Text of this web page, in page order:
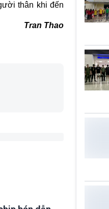
thân khi đến
Tran Thao